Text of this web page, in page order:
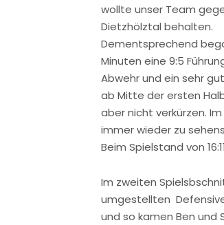
wollte unser Team
Dietzhölztal behalten.
Dementsprechend
Minuten eine 9:5
Abwehr und ein sehr
ab Mitte der ersten
aber nicht verkürzen.
immer wieder zu
Beim Spielstand von
Im zweiten
umgestellten
und so kamen Ben und